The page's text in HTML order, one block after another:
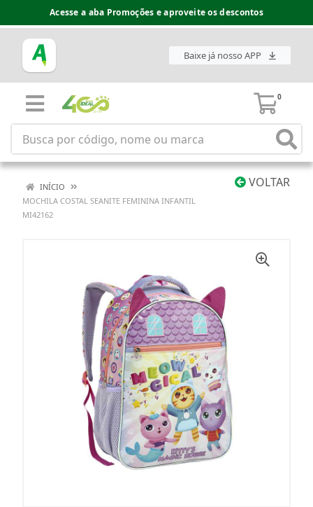
Acesse a aba Promoções e aproveite os descontos
Baixe já nosso APP
0
VOLTAR
INÍCIO
MOCHILA COSTAL SEANITE FEMININA INFANTIL
MI42162